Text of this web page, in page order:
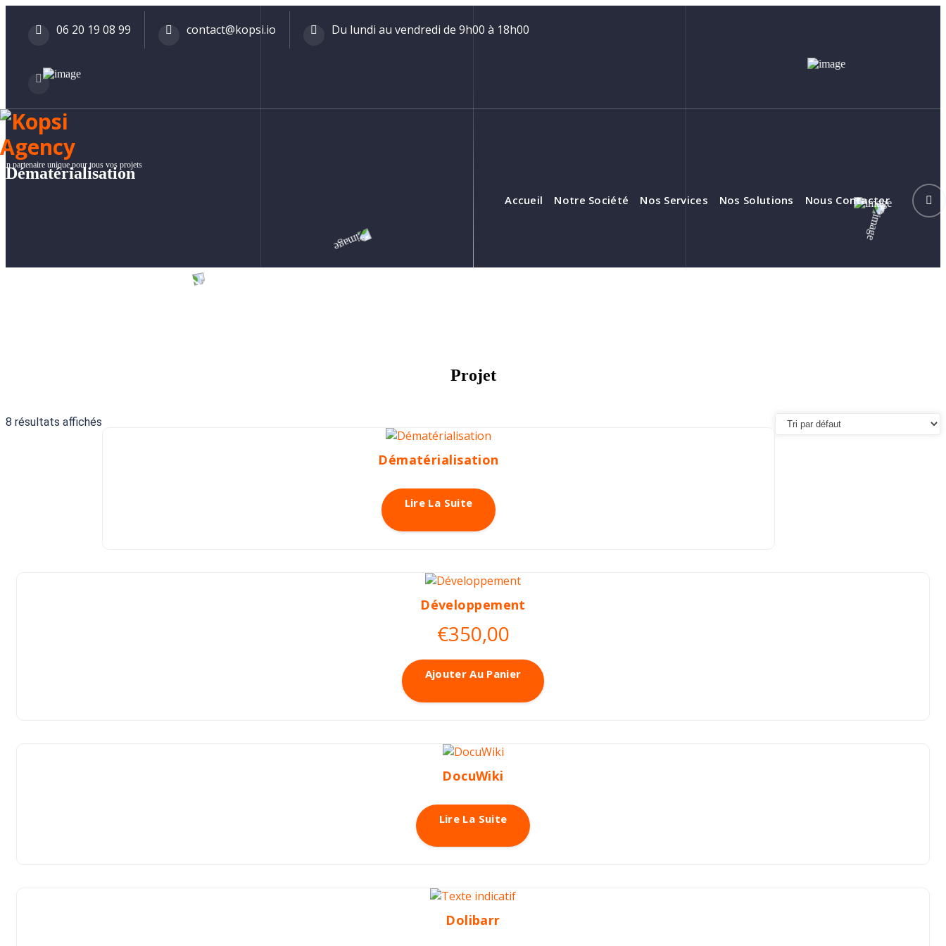
06 20 19 08 99 contact@kopsi.io Du lundi au vendredi de 9h00 à 18h00
Un partenaire unique pour tous vos projets
Accueil Notre Société Nos Services Nos Solutions Nous Contacter
Dématérialisation
Projet
8 résultats affichés
Dématérialisation
Lire La Suite
Développement
€350,00
Ajouter Au Panier
DocuWiki
Lire La Suite
Dolibarr